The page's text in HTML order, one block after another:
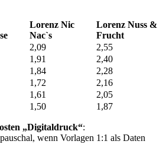
Lorenz Nic
Nac`s
Lorenz Nuss &
Frucht
2,09
2,55
1,91
2,40
1,84
2,28
1,72
2,16
1,61
2,05
1,50 1,87
„Digitaldruck“:
wenn Vorlagen 1:1 als Daten